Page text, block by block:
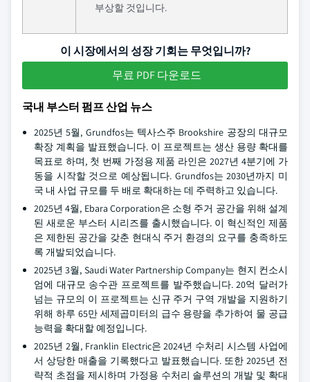
부상할 것입니다.
이 시장에서의 성장 기회는 무엇입니까?
무료 PDF 다운로드
국내 부스터 펌프 산업 뉴스
2025년 5월, Grundfos는 텍사스주 Brookshire 공장의 대규모
확장 계획을 발표했습니다. 이 프로젝트는 생산 용량 확대를
목표로 하며, 첫 번째 가정용 제품 라인은 2027년 4분기에 가
동을 시작할 것으로 예상됩니다. Grundfos는 2030년까지 미
국 내 사업 규모를 두 배로 확대하는 데 주력하고 있습니다.
2025년 4월, Ebara Corporation은 소형 주거 공간을 위해 설계
된 새로운 부스터 시리즈를 출시했습니다. 이 혁신적인 제품
은 제한된 공간을 갖춘 현대식 주거 환경의 요구를 충족하도
록 개발되었습니다.
2025년 3월, Saudi Water Partnership Company는 현지 컨소시
엄에 대규모 송수관 프로젝트를 발주했습니다. 20억 달러가
넘는 규모의 이 프로젝트는 신규 주거 구역 개발을 지원하기
위해 하루 65만 세제곱미터의 급수 용량을 추가하여 물 공급
능력을 확대할 예정입니다.
2025년 2월, Franklin Electric은 2024년 수처리 시스템 사업에
서 상당한 매출을 기록했다고 발표했습니다. 또한 2025년 전
략적 초점을 제시하며 가정용 수처리 솔루션의 개발 및 확대